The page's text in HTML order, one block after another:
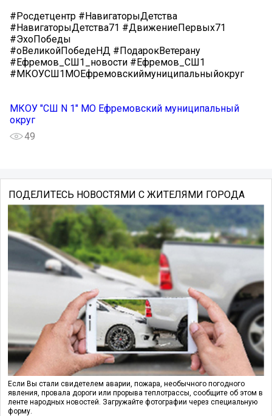
#Росдетцентр #НавигаторыДетства
#НавигаторыДетства71 #ДвижениеПервых71
#ЭхоПобеды
#оВеликойПобедеНД #ПодарокВетерану
#Ефремов_СШ1_новости #Ефремов_СШ1
#МКОУСШ1МОЕфремовскиймуниципальныйокруг
МКОУ "СШ N 1" МО Ефремовский муниципальный
округ
49
ПОДЕЛИТЕСЬ НОВОСТЯМИ С ЖИТЕЛЯМИ ГОРОДА
Если Вы стали свидетелем аварии, пожара, необычного погодного
явления, провала дороги или прорыва теплотрассы, сообщите об этом в
ленте народных новостей. Загружайте фотографии через специальную
форму.